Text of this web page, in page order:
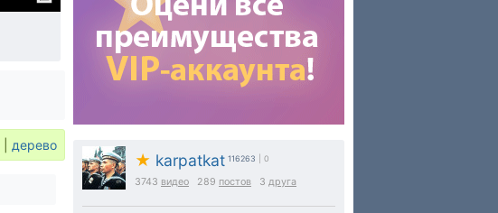
★ karpatkat 116263 | 0
3743 видео 289 постов 3 друга
дерево